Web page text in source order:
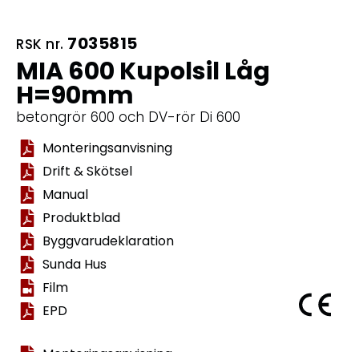
RSK nr. 7035815
MIA 600 Kupolsil Låg
H=90mm
betongrör 600 och DV-rör Di 600
Monteringsanvisning
Drift & Skötsel
Manual
Produktblad
Byggvarudeklaration
Sunda Hus
Film
EPD